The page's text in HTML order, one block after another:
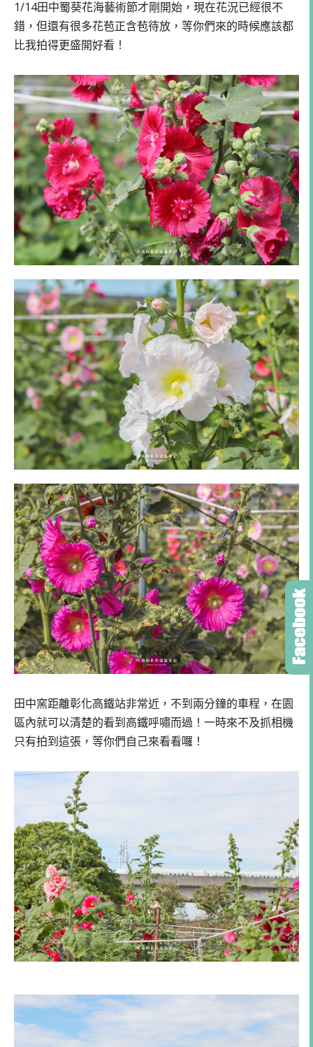
1/14田中蜀葵花海藝術節才剛開始，現在花況已經很不
錯，但還有很多花苞正含苞待放，等你們來的時候應該都
比我拍得更盛開好看！
田中窯距離彰化高鐵站非常近，不到兩分鐘的車程，在園
區內就可以清楚的看到高鐵呼嘯而過！一時來不及抓相機
只有拍到這張，等你們自己來看看囉！